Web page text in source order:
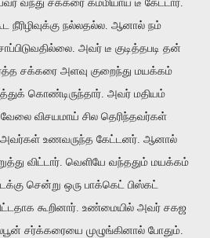
வந்து சக்கரை கம்மியாய் டீ கேட்டார்.
நீரிழிவுக்கு நல்லதல்ல. ஆனால் நம்
அவர் டீ குடித்தபடி தன்
சக்கரை அளவு குறைந்து மயக்கம்
கொண்டிருந்தார். அவர் மதியம்
விசயமாய் சில தெரிந்தவர்கள்
அவர்கள் உணவருந்த கேட்டனர். ஆனால்
விட்டார். வெளியே வந்ததும் மயக்கம்
சென்று ஒரு பாக்கெட் பிஸ்கட்
கூறினார். உண்மையில் அவர் சகஜ
சர்க்கரையை முழுங்கினால் போதும்.